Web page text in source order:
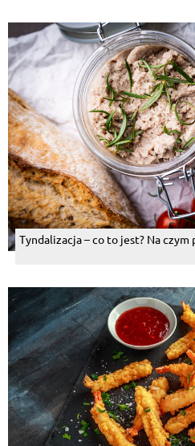
Tyndalizacja – co to jest? Na czym